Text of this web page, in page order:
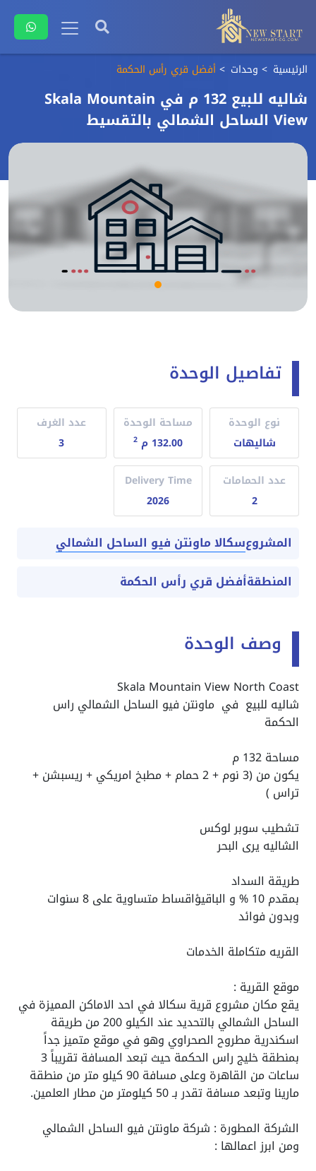
الرئيسية وحدات أفضل قري رأس الحكمة
شاليه للبيع 132 م في Skala Mountain
View الساحل الشمالي بالتقسيط
تفاصيل الوحدة
نوع الوحدة
شاليهات
مساحة الوحدة
132.00 م
2
عدد الغرف
3
عدد الحمامات
2
Delivery Time
2026
المشروعسكالا ماونتن فيو الساحل الشمالي
المنطقةأفضل قري رأس الحكمة
وصف الوحدة
Skala Mountain View North Coast
شاليه للبيع في ماونتن فيو الساحل الشمالي راس
الحكمة
مساحة 132 م
يكون من (3 نوم + 2 حمام + مطبخ امريكي + ريسبشن +
تراس )
تشطيب سوبر لوكس
الشاليه يرى البحر
طريقة السداد
بمقدم 10 % و الباقيؤاقساط متساوية على 8 سنوات
وبدون فوائد
القريه متكاملة الخدمات
موقع القرية :
يقع مكان مشروع قرية سكالا في احد الاماكن المميزة في
الساحل الشمالي بالتحديد عند الكيلو 200 من طريقة
اسكندرية مطروح الصحراوي وهو في موقع متميز جداً
بمنطقة خليج راس الحكمة حيث تبعد المسافة تقريباً 3
ساعات من القاهرة وعلى مسافة 90 كيلو متر من منطقة
مارينا وتبعد مسافة تقدر بـ 50 كيلومتر من مطار العلمين.
الشركة المطورة : شركة ماونتن فيو الساحل الشمالي
ومن ابرز اعمالها :